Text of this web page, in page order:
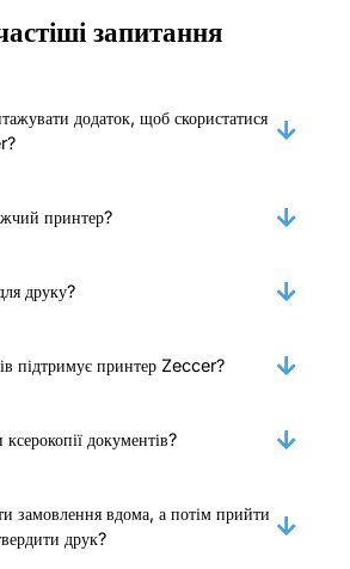
запитання
додаток, щоб скористатися
принтер?
друку?
підтримує принтер Zeccer?
документів?
замовлення вдома, а потім прийти
друк?